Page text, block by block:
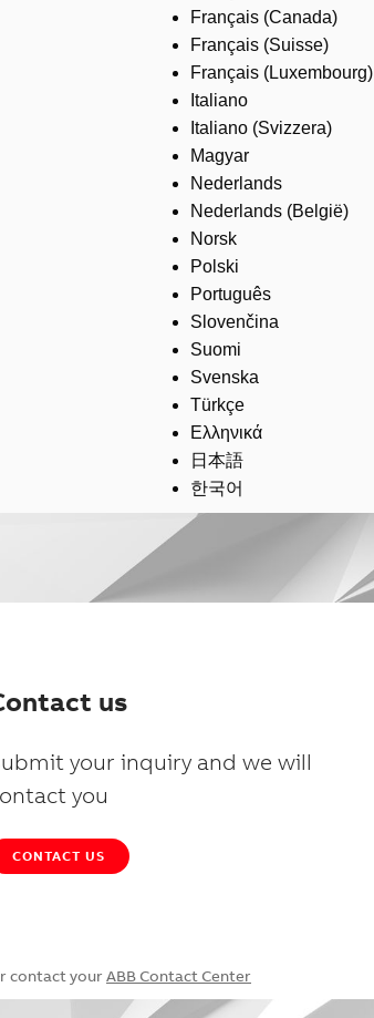
Français (Canada)
Français (Suisse)
Français (Luxembourg)
Italiano
Italiano (Svizzera)
Magyar
Nederlands
Nederlands (België)
Norsk
Polski
Português
Slovenčina
Suomi
Svenska
Türkçe
Ελληνικά
日本語
한국어
us
your inquiry and we will
you
CONTACT US
contact your ABB Contact Center